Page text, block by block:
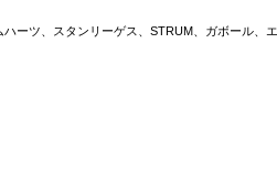
ハーツ、スタンリーゲス、STRUM、ガボール、